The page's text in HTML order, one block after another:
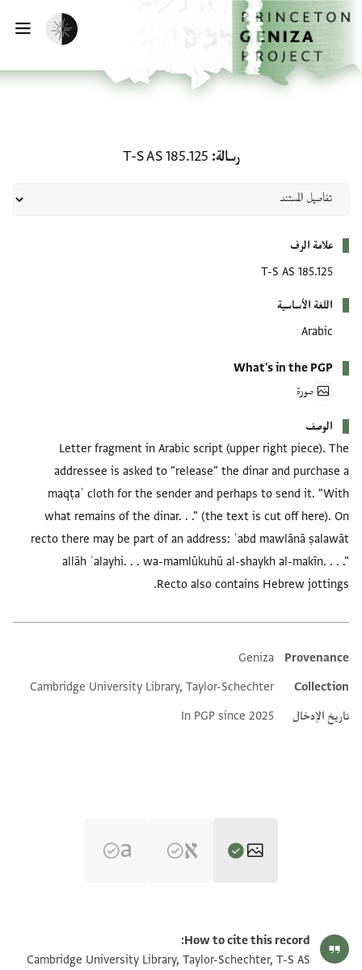
إلى المحتوى الرئيسي
الرئيسية
تفعيل الوضع المظلم
رسالة T-S AS 185.125
علامة الرف
T-S AS 185.125
اللغة الأساسية
Arabic
What's in the PGP
صورة
الوصف
Letter fragment in Arabic script (upper right piece). The
addressee is asked to "release" the dinar and purchase a
maqṭaʿ cloth for the sender and perhaps to send it. "With
what remains of the dinar. . ." (the text is cut off here). On
recto there may be part of an address: ʿabd mawlānā ṣalawāt
allāh ʿalayhi. . . wa-mamlūkuhū al-shaykh al-makīn. . . ."
Recto also contains Hebrew jottings.
Additional metadata
Provenance
Geniza
Collection
Cambridge University Library, Taylor-Schechter
تاريخ الإدخال
In PGP since 2025
T-S AS 185.125 1v تكبير و تدوير
How to cite this record:
Cambridge University Library, Taylor-Schechter, T-S AS